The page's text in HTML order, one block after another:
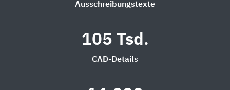
Ausschreibungstexte
105 Tsd.
CAD-Details